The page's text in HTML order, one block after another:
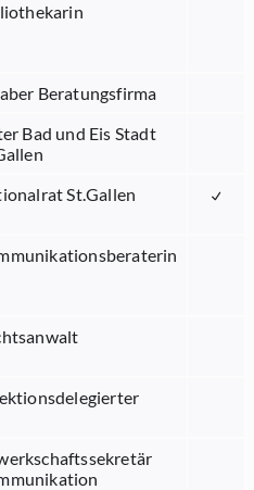
Beratungsfirma
Bad und Eis Stadt
St.Gallen